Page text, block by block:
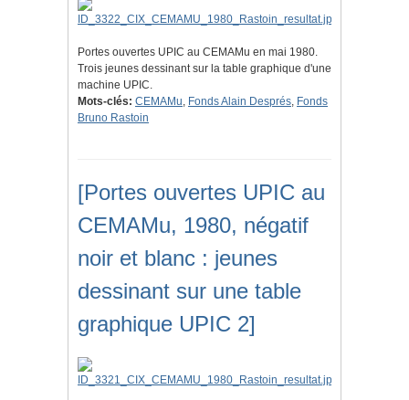
Portes ouvertes UPIC au CEMAMu en mai 1980.
Trois jeunes dessinant sur la table graphique d'une
machine UPIC.
Mots-clés: CEMAMu, Fonds Alain Després, Fonds
Bruno Rastoin
[Portes ouvertes UPIC au
CEMAMu, 1980, négatif
noir et blanc : jeunes
dessinant sur une table
graphique UPIC 2]